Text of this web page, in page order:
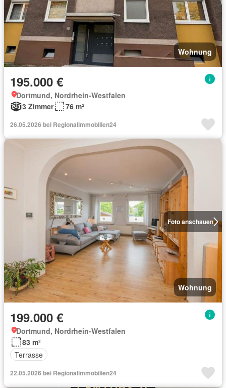
Wohnung
195.000 €
Dortmund, Nordrhein-Westfalen
3 Zimmer
76 m²
26.05.2026 bei Regionalimmobilien24
Foto anschauen
Wohnung
199.000 €
Dortmund, Nordrhein-Westfalen
83 m²
Terrasse
22.05.2026 bei Regionalimmobilien24